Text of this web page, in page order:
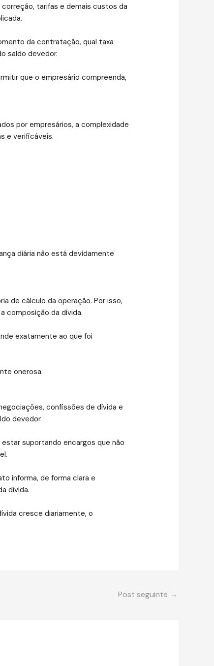
tarifas e demais custos da
da contratação, qual taxa
saldo devedor.
que o empresário compreenda,
por empresários, a complexidade
e verificáveis.
diária não está devidamente
de cálculo da operação. Por isso,
composição da dívida.
exatamente ao que foi
onerosa.
confissões de dívida e
devedor.
suportando encargos que não
informa, de forma clara e
dívida.
cresce diariamente, o
Post seguinte →